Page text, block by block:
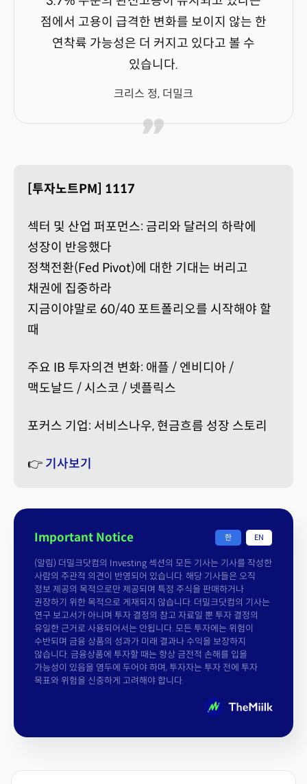
점에서 고용이 급격한 변화를 보이지 않는 한
연착륙 가능성은 더 커지고 있다고 볼 수
있습니다.
크리스 정, 더밀크
[투자노트PM] 1117
섹터 및 산업 퍼포먼스: 금리와 달러의 하락에
성장이 반응했다
정책전환(Fed Pivot)에 대한 기대는 버리고
채권에 집중하라
지금이야말로 60/40 포트폴리오를 시작해야 할
때
주요 IB 투자의견 변화: 애플 / 엔비디아 /
맥도날드 / 시스코 / 넷플릭스
포커스 기업: 서비스나우, 현금흐름 성장 스토리
👉 기사보기
Important Notice 한 EN
(알림) 더밀크닷컴의 Investing 섹션의 모든 기사는 기사를 작성한
사람의 주관적 의견이 반영되어 있습니다. 해당 기사들은 오직
정보 제공의 목적으로만 제공되며 특정 주식을 판매하거나
권장하기 위한 목적으로 게재되지 않습니다. 더밀크닷컴의 기사는
연구 보고서가 아니며 투자 결정의 참고 자료일 뿐 투자 결정의
유일한 근거로 사용되어서는 안됩니다. 모든 투자에는 위험이
수반되며 금융 상품의 성과가 미래 결과나 수익을 보장하지
않습니다. 금융상품에 투자할 때는 항상 금전적 손해를 입을
가능성이 있음을 염두에 두어야 하며, 투자자는 투자 전에 투자
목표와 위험을 신중하게 고려해야 합니다.